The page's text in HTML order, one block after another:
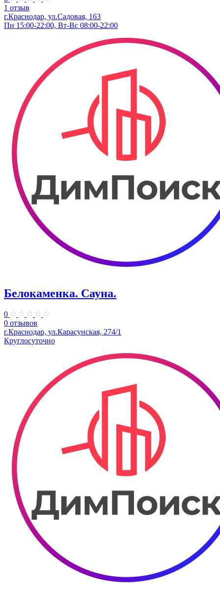
1 отзыв
г.Краснодар, ул.Садовая, 163
Пн 15:00-22:00, Вт-Вс 08:00-22:00
Белокаменка. Сауна.
0
0 отзывов
г.Краснодар, ул.Карасунская, 274/1
Круглосуточно